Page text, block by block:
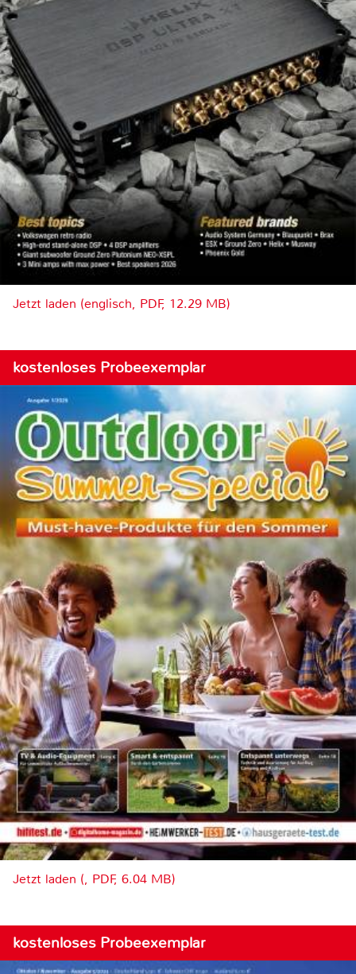
Jetzt laden (englisch, PDF, 12.29 MB)
kostenloses Probeexemplar
Jetzt laden (, PDF, 6.04 MB)
kostenloses Probeexemplar